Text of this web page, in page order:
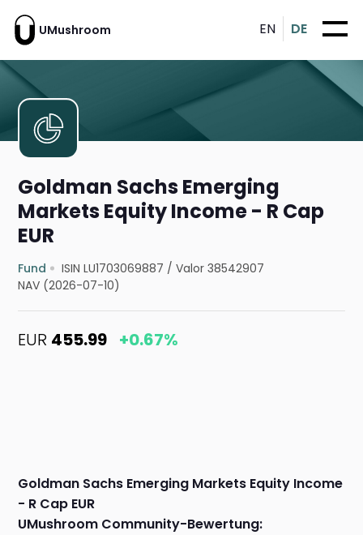
UMushroom EN DE
Goldman Sachs Emerging
Markets Equity Income - R Cap
EUR
Fund ISIN LU1703069887 /Valor 38542907
NAV (2026-07-10)
EUR 455.99 +0.67%
Goldman Sachs Emerging Markets Equity Income
- R Cap EUR
UMushroom Community-Bewertung: